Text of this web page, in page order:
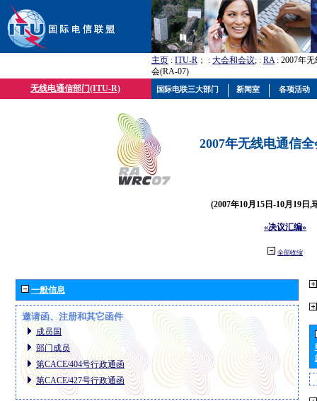
主页 : ITU-R ； : 大会和会议; : RA: 2007年
会(RA-07)
无线电通信部门(ITU-R)
2007年无线电通信
(2007年10月15日-10月19日,
«决议汇编»
全部收缩
一般信息
邀请函、注册和其它函件
成员国
部门成员
第CACE/404号行政通函
第CACE/427号行政通函
国际电联三大部门 新闻室 各项活动